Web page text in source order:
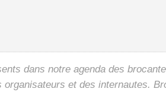
dans notre agenda des
organisateurs et des internautes.